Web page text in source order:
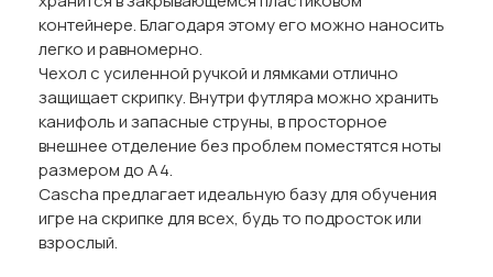
контейнере. Благодаря этому его можно наносить
легко и равномерно.
Чехол с усиленной ручкой и лямками отлично
защищает скрипку. Внутри футляра можно хранить
канифоль и запасные струны, в просторное
внешнее отделение без проблем поместятся ноты
размером до A4.
Cascha предлагает идеальную базу для обучения
игре на скрипке для всех, будь то подросток или
взрослый.